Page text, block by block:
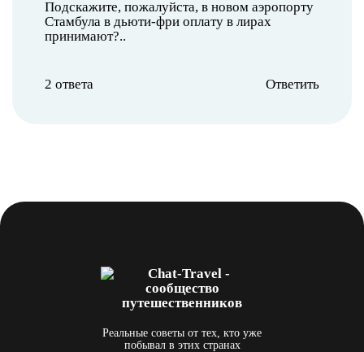
Подскажите, пожалуйста, в новом аэропорту
Стамбула в дьюти-фри оплату в лирах
принимают?..
2 ответа Ответить
Реальные советы от тех, кто уже
побывал в этих странах